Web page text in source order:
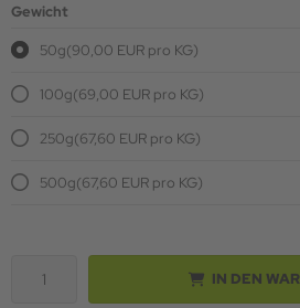
Gewicht
50g(90,00 EUR pro KG)
100g(69,00 EUR pro KG)
250g(67,60 EUR pro KG)
500g(67,60 EUR pro KG)
IN DEN